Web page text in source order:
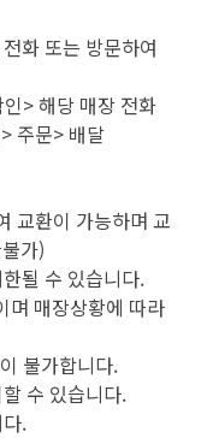
화 또는 방문하여
> 해당 매장 전화
주문> 배달
교환이 가능하며 교
가)
될 수 있습니다.
매장상황에 따라
불가합니다.
수 있습니다.
.